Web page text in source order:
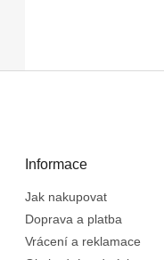
Informace
Jak nakupovat
Doprava a platba
Vrácení a reklamace